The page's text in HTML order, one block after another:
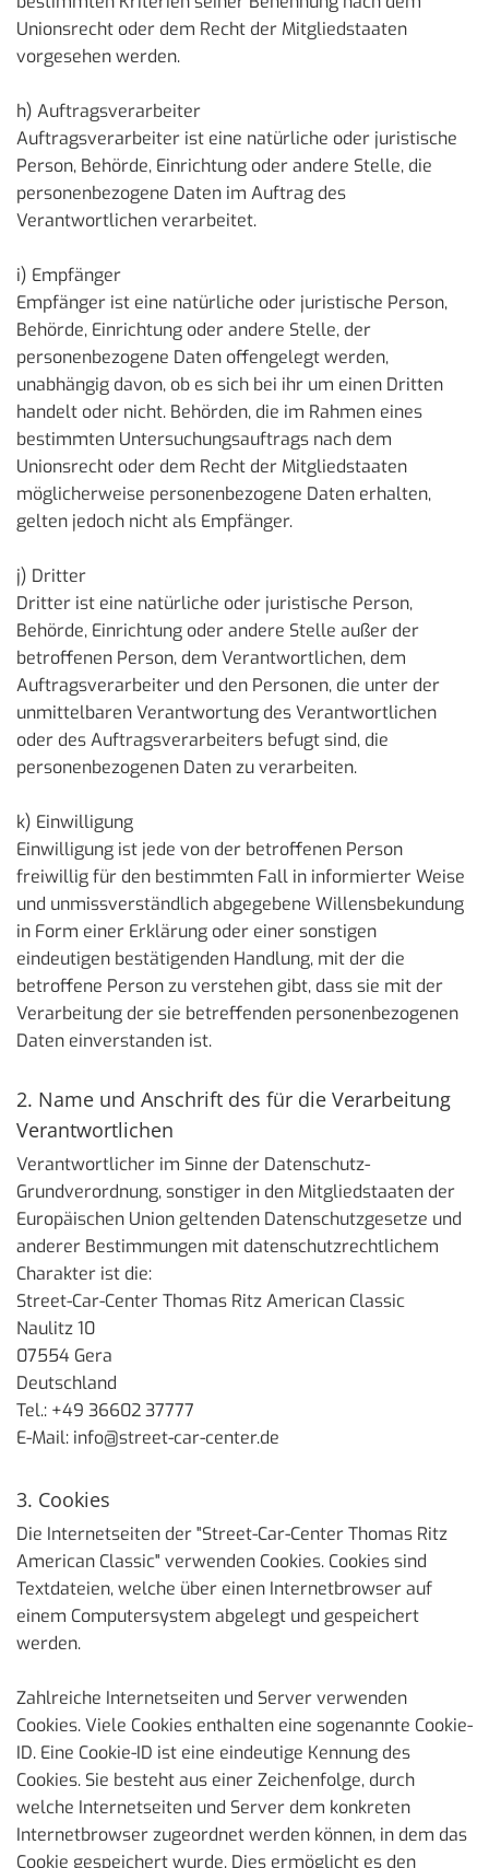
Unionsrecht oder dem Recht der Mitgliedstaaten
vorgesehen werden.
h) Auftragsverarbeiter
Auftragsverarbeiter ist eine natürliche oder juristische
Person, Behörde, Einrichtung oder andere Stelle, die
personenbezogene Daten im Auftrag des
Verantwortlichen verarbeitet.
i) Empfänger
Empfänger ist eine natürliche oder juristische Person,
Behörde, Einrichtung oder andere Stelle, der
personenbezogene Daten offengelegt werden,
unabhängig davon, ob es sich bei ihr um einen Dritten
handelt oder nicht. Behörden, die im Rahmen eines
bestimmten Untersuchungsauftrags nach dem
Unionsrecht oder dem Recht der Mitgliedstaaten
möglicherweise personenbezogene Daten erhalten,
gelten jedoch nicht als Empfänger.
j) Dritter
Dritter ist eine natürliche oder juristische Person,
Behörde, Einrichtung oder andere Stelle außer der
betroffenen Person, dem Verantwortlichen, dem
Auftragsverarbeiter und den Personen, die unter der
unmittelbaren Verantwortung des Verantwortlichen
oder des Auftragsverarbeiters befugt sind, die
personenbezogenen Daten zu verarbeiten.
k) Einwilligung
Einwilligung ist jede von der betroffenen Person
freiwillig für den bestimmten Fall in informierter Weise
und unmissverständlich abgegebene Willensbekundung
in Form einer Erklärung oder einer sonstigen
eindeutigen bestätigenden Handlung, mit der die
betroffene Person zu verstehen gibt, dass sie mit der
Verarbeitung der sie betreffenden personenbezogenen
Daten einverstanden ist.
2. Name und Anschrift des für die Verarbeitung
Verantwortlichen
Verantwortlicher im Sinne der Datenschutz-
Grundverordnung, sonstiger in den Mitgliedstaaten der
Europäischen Union geltenden Datenschutzgesetze und
anderer Bestimmungen mit datenschutzrechtlichem
Charakter ist die:
Street-Car-Center Thomas Ritz American Classic
Naulitz 10
07554 Gera
Deutschland
Tel.: +49 36602 37777
E-Mail: info@street-car-center.de
3. Cookies
Die Internetseiten der "Street-Car-Center Thomas Ritz
American Classic" verwenden Cookies. Cookies sind
Textdateien, welche über einen Internetbrowser auf
einem Computersystem abgelegt und gespeichert
werden.
Zahlreiche Internetseiten und Server verwenden
Cookies. Viele Cookies enthalten eine sogenannte Cookie-
ID. Eine Cookie-ID ist eine eindeutige Kennung des
Cookies. Sie besteht aus einer Zeichenfolge, durch
welche Internetseiten und Server dem konkreten
Internetbrowser zugeordnet werden können, in dem das
Cookie gespeichert wurde. Dies ermöglicht es den